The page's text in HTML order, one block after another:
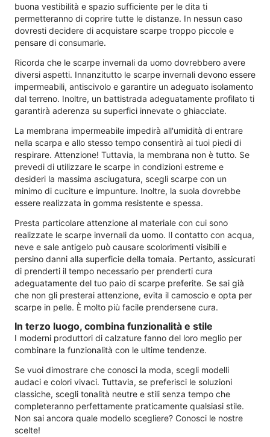
buona vestibilità e spazio sufficiente per le dita ti
permetteranno di coprire tutte le distanze. In nessun caso
dovresti decidere di acquistare scarpe troppo piccole e
pensare di consumarle.
Ricorda che le scarpe invernali da uomo dovrebbero avere
diversi aspetti. Innanzitutto le scarpe invernali devono essere
impermeabili, antiscivolo e garantire un adeguato isolamento
dal terreno. Inoltre, un battistrada adeguatamente profilato ti
garantirà aderenza su superfici innevate o ghiacciate.
La membrana impermeabile impedirà all'umidità di entrare
nella scarpa e allo stesso tempo consentirà ai tuoi piedi di
respirare. Attenzione! Tuttavia, la membrana non è tutto. Se
prevedi di utilizzare le scarpe in condizioni estreme e
desideri la massima asciugatura, scegli scarpe con un
minimo di cuciture e impunture. Inoltre, la suola dovrebbe
essere realizzata in gomma resistente e spessa.
Presta particolare attenzione al materiale con cui sono
realizzate le scarpe invernali da uomo. Il contatto con acqua,
neve e sale antigelo può causare scolorimenti visibili e
persino danni alla superficie della tomaia. Pertanto, assicurati
di prenderti il ​​tempo necessario per prenderti cura
adeguatamente del tuo paio di scarpe preferite. Se sai già
che non gli presterai attenzione, evita il camoscio e opta per
scarpe in pelle. È molto più facile prendersene cura.
In terzo luogo, combina funzionalità e stile
I moderni produttori di calzature fanno del loro meglio per
combinare la funzionalità con le ultime tendenze.
Se vuoi dimostrare che conosci la moda, scegli modelli
audaci e colori vivaci. Tuttavia, se preferisci le soluzioni
classiche, scegli tonalità neutre e stili senza tempo che
completeranno perfettamente praticamente qualsiasi stile.
Non sai ancora quale modello scegliere? Conosci le nostre
scelte!